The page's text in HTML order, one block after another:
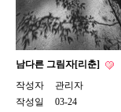
남다른 그림자[리춘]
작성자
관리자
작성일
03-24